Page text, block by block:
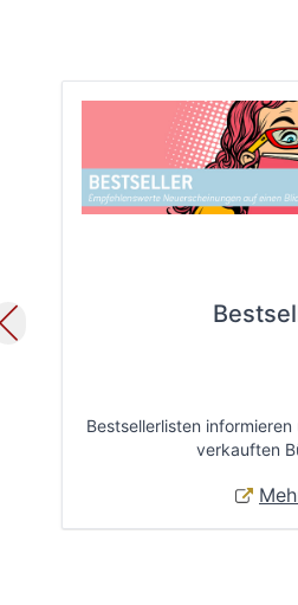
Bestsellerlisten
verkauften